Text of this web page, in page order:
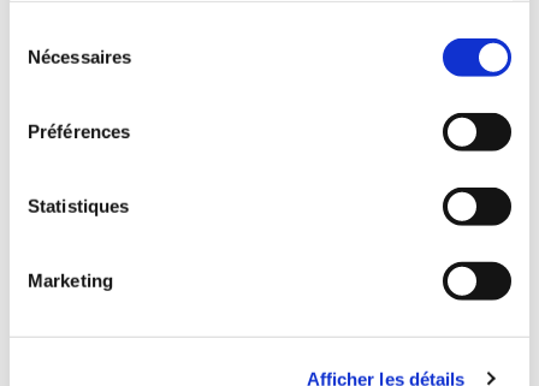
Nécessaires
Préférences
Statistiques
Marketing
Afficher les détails
Grillage Ondulé/Tissé inox